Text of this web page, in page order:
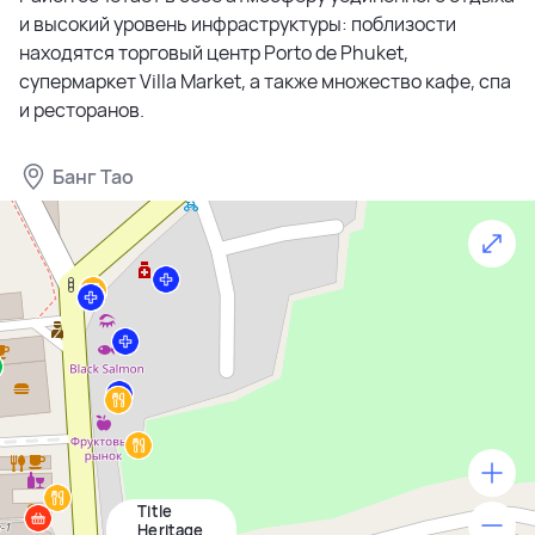
и высокий уровень инфраструктуры: поблизости
находятся торговый центр Porto de Phuket,
супермаркет Villa Market, а также множество кафе, спа
и ресторанов.
Банг Тао
Title
Heritage
500 м